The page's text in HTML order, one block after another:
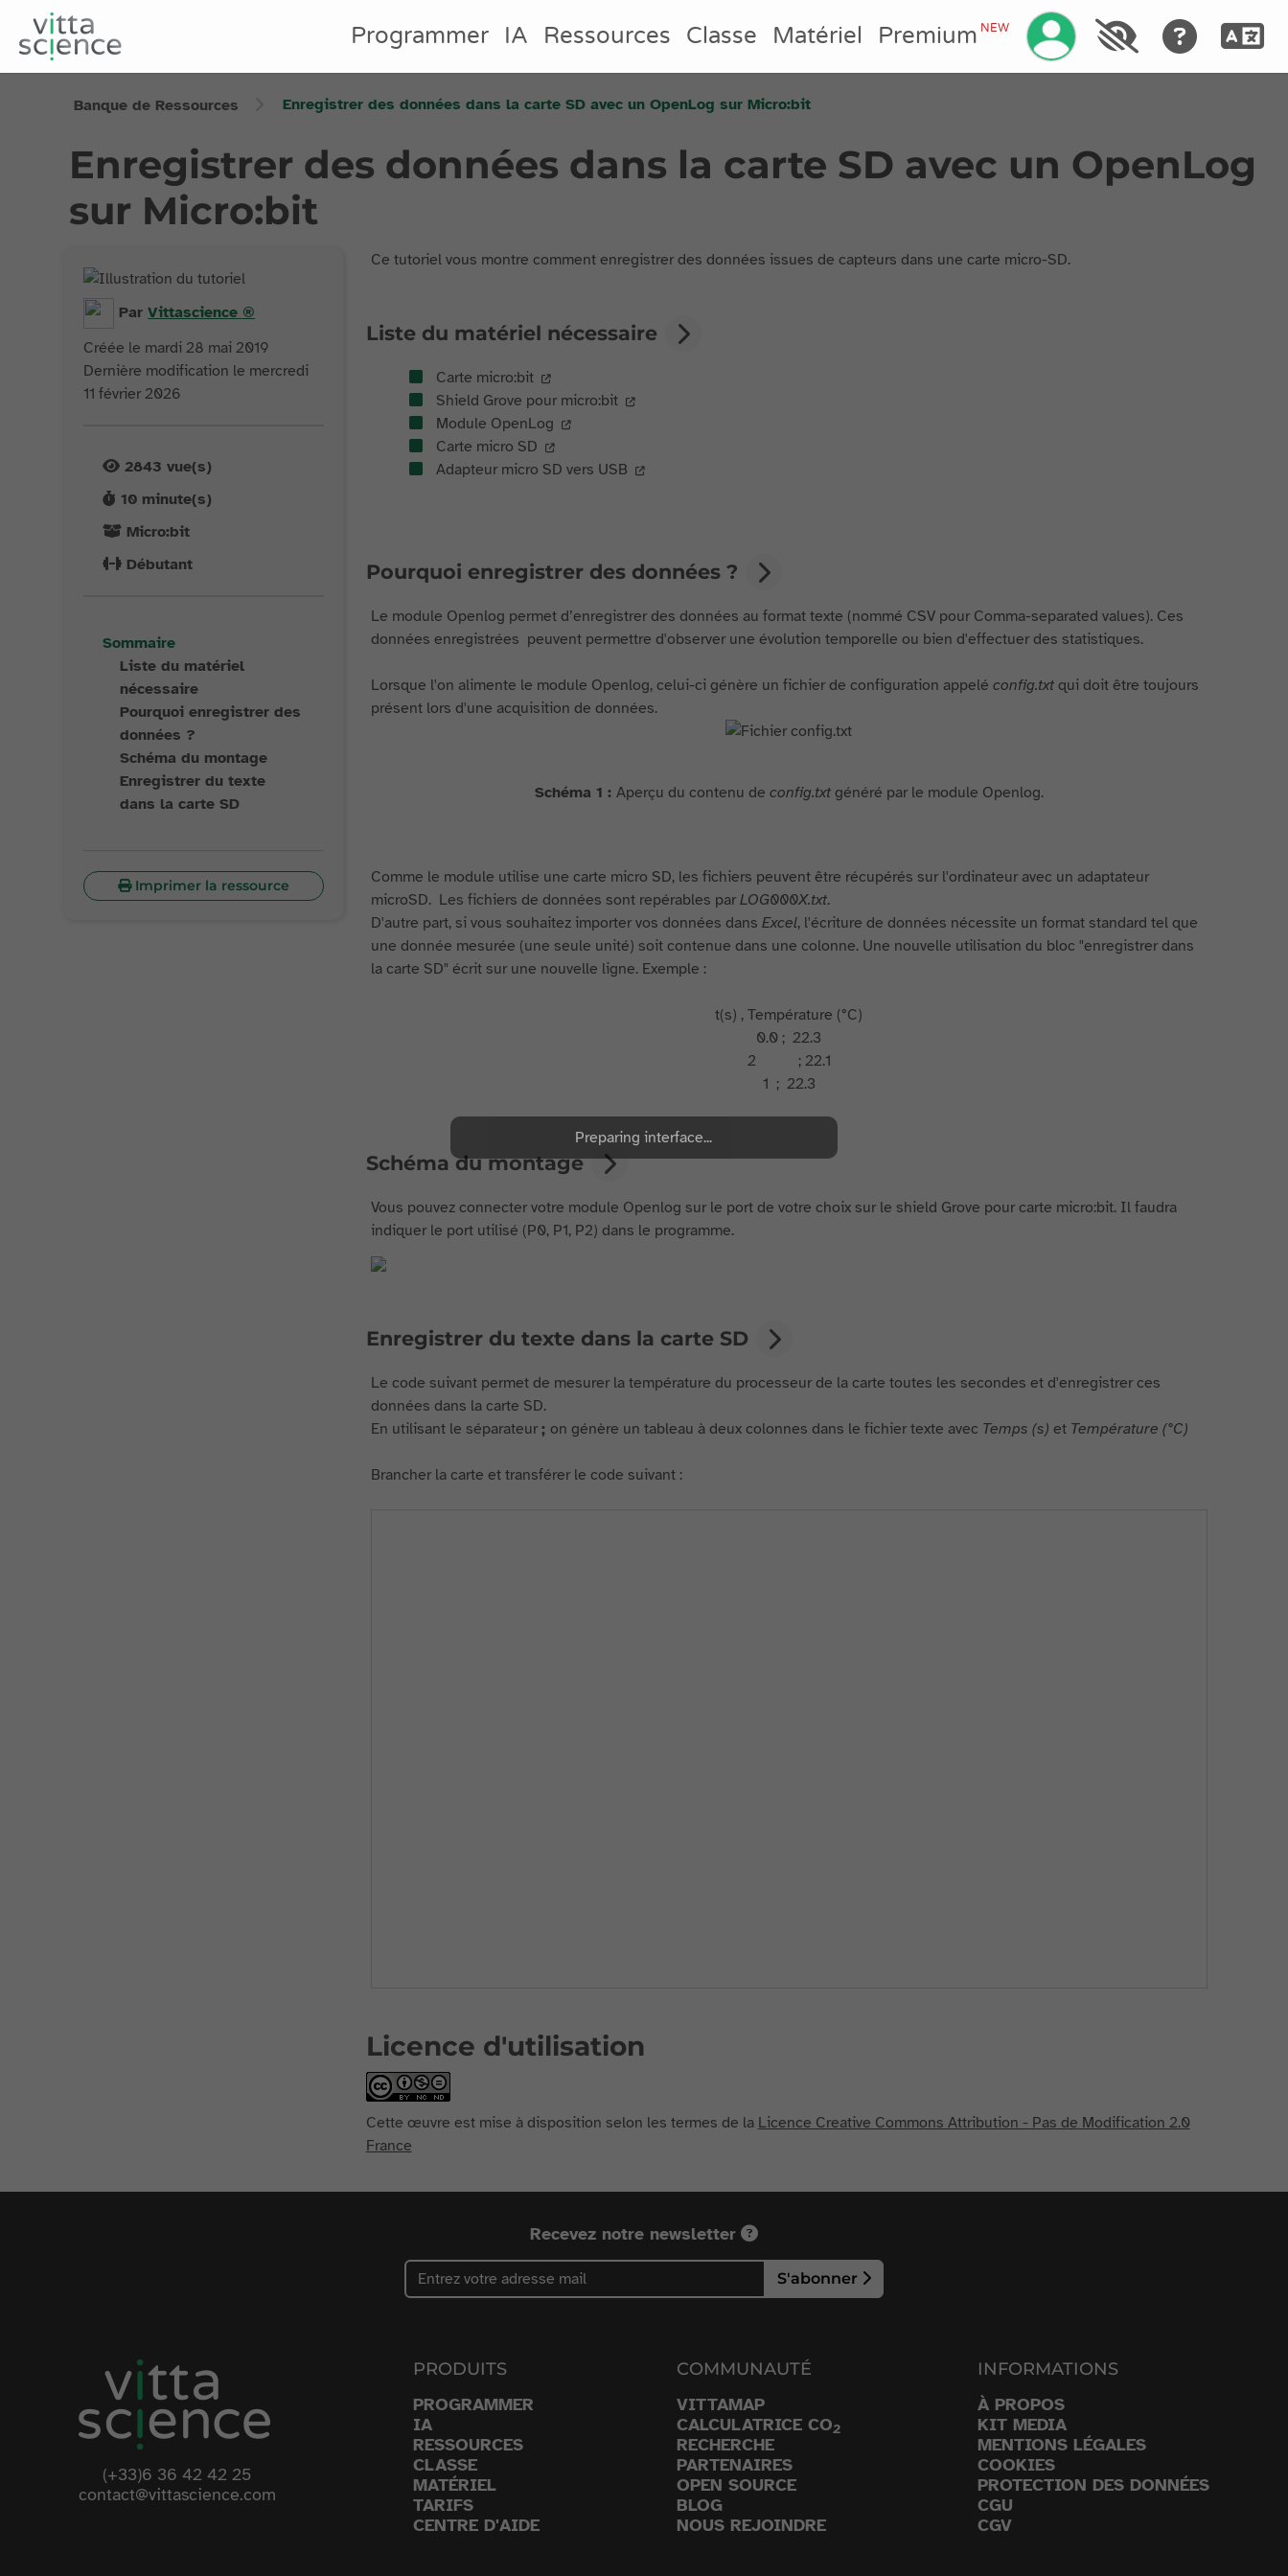
Programmer IA Ressources Classe Matériel PremiumNEW Gérez votre compte
Banque de Ressources Enregistrer des données dans la carte SD avec un OpenLog sur Micro:bit
Enregistrer des données dans la carte SD avec un OpenLog
sur Micro:bit
ParVittascience ®
Créée le mardi 28 mai 2019
Dernière modification le mercredi
11 février 2026
2843 vue(s)
10 minute(s)
Micro:bit
Débutant
Sommaire
Liste du matériel
nécessaire
Pourquoi enregistrer des
données ?
Schéma du montage
Enregistrer du texte
dans la carte SD
Imprimer la ressource
Ce tutoriel vous montre comment enregistrer des données issues de capteurs dans une carte micro-SD.
Liste du matériel nécessaire
Carte micro:bit
Shield Grove pour micro:bit
Module OpenLog
Carte micro SD
Adapteur micro SD vers USB
Pourquoi enregistrer des données ?
Le module Openlog permet d’enregistrer des données au format texte (nommé CSV pour Comma-separated values). Ces
données enregistrées peuvent permettre d'observer une évolution temporelle ou bien d'effectuer des statistiques.
Lorsque l'on alimente le module Openlog, celui-ci génère un fichier de configuration appelé config.txtqui doit être toujours
présent lors d'une acquisition de données.
Schéma 1 : Aperçu du contenu de config.txtgénéré par le module Openlog.
Comme le module utilise une carte micro SD, les fichiers peuvent être récupérés sur l'ordinateur avec un adaptateur
microSD. Les fichiers de données sont repérables parLOG000X.txt.
D'autre part, si vous souhaitez importer vos données dans Excel, l'écriture de données nécessite un format standard tel que
une donnée mesurée (une seule unité) soit contenue dans une colonne. Une nouvelle utilisation du bloc "enregistrer dans
la carte SD" écrit sur une nouvelle ligne. Exemple :
t(s) , Température (°C)
0.0 ; 22.3
2 ; 22.1
1 ; 22.3
Schéma du montage
Vous pouvez connecter votre module Openlog sur le port de votre choix sur le shield Grove pour carte micro:bit. Il faudra
indiquer le port utilisé (P0, P1, P2) dans le programme.
Enregistrer du texte dans la carte SD
Le code suivant permet de mesurer la température du processeur de la carte toutes les secondes et d'enregistrer ces
données dans la carte SD.
En utilisant le séparateur; on génère un tableau à deux colonnes dans le fichier texte avec Temps (s) et Température (°C)
Brancher la carte et transférer le code suivant :
Licence d'utilisation
Cette œuvre est mise à disposition selon les termes de la Licence Creative Commons Attribution - Pas de Modification 2.0
France
Recevez notre newsletter
S'abonner
(+33)6 36 42 42 25
contact@vittascience.com
PRODUITS
PROGRAMMER
IA
RESSOURCES
CLASSE
MATÉRIEL
TARIFS
CENTRE D'AIDE
COMMUNAUTÉ
VITTAMAP
CALCULATRICE CO2
RECHERCHE
PARTENAIRES
OPEN SOURCE
BLOG
NOUS REJOINDRE
INFORMATIONS
À PROPOS
KIT MEDIA
MENTIONS LÉGALES
COOKIES
PROTECTION DES DONNÉES
CGU
CGV
Preparing interface...